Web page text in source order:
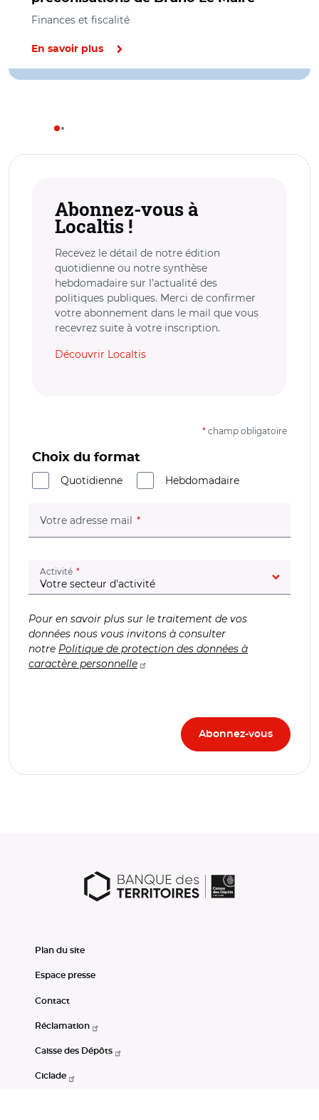
Finances et fiscalité
En savoir plus
Abonnez-vous à
Localtis !
Recevez le détail de notre édition
quotidienne ou notre synthèse
hebdomadaire sur l’actualité des
politiques publiques. Merci de confirmer
votre abonnement dans le mail que vous
recevrez suite à votre inscription.
Découvrir Localtis
* champ obligatoire
Choix du format
Quotidienne
Hebdomadaire
Votre adresse mail (champ obligatoire)
Activité (champ obligatoire)
Pour en savoir plus sur le traitement de vos
données nous vous invitons à consulter
notre Politique de protection des données à
caractère personnelle
Plan du site
Espace presse
Contact
Réclamation
Caisse des Dépôts
Ciclade